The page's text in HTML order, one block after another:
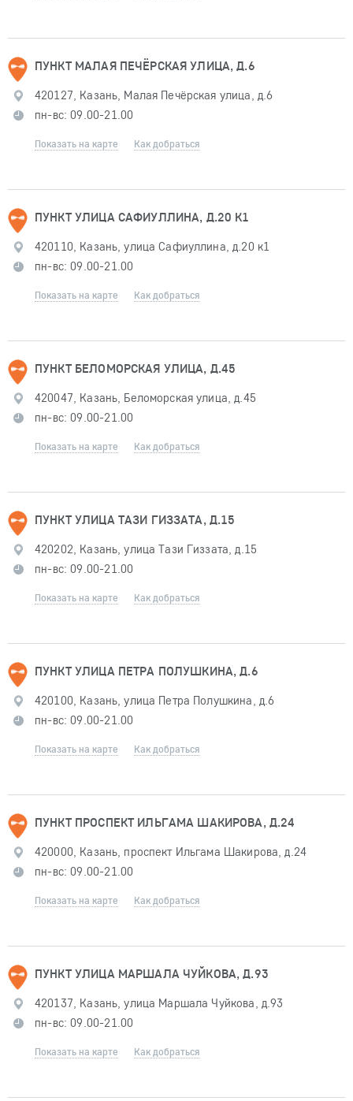
ПУНКТ МАЛАЯ ПЕЧЁРСКАЯ УЛИЦА, Д.6
420127, Казань, Малая Печёрская улица, д.6
пн-вс: 09.00-21.00
Показать на карте Как добраться
ПУНКТ УЛИЦА САФИУЛЛИНА, Д.20 К1
420110, Казань, улица Сафиуллина, д.20 к1
пн-вс: 09.00-21.00
Показать на карте Как добраться
ПУНКТ БЕЛОМОРСКАЯ УЛИЦА, Д.45
420047, Казань, Беломорская улица, д.45
пн-вс: 09.00-21.00
Показать на карте Как добраться
ПУНКТ УЛИЦА ТАЗИ ГИЗЗАТА, Д.15
420202, Казань, улица Тази Гиззата, д.15
пн-вс: 09.00-21.00
Показать на карте Как добраться
ПУНКТ УЛИЦА ПЕТРА ПОЛУШКИНА, Д.6
420100, Казань, улица Петра Полушкина, д.6
пн-вс: 09.00-21.00
Показать на карте Как добраться
ПУНКТ ПРОСПЕКТ ИЛЬГАМА ШАКИРОВА, Д.24
420000, Казань, проспект Ильгама Шакирова, д.24
пн-вс: 09.00-21.00
Показать на карте Как добраться
ПУНКТ УЛИЦА МАРШАЛА ЧУЙКОВА, Д.93
420137, Казань, улица Маршала Чуйкова, д.93
пн-вс: 09.00-21.00
Показать на карте Как добраться